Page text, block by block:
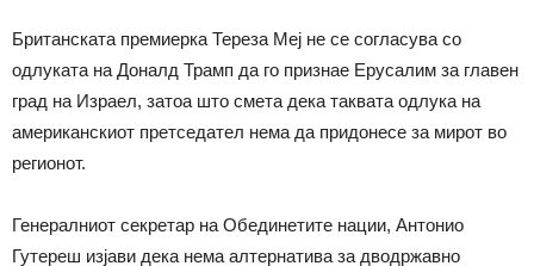
Британската премиерка Тереза Меј не се согласува со
одлуката на Доналд Трамп да го признае Ерусалим за главен
град на Израел, затоа што смета дека таквата одлука на
американскиот претседател нема да придонесе за мирот во
регионот.
Генералниот секретар на Обединетите нации, Антонио
Гутереш изјави дека нема алтернатива за дводржавно